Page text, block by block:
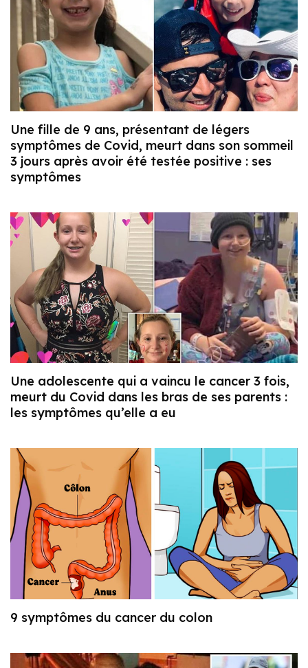
Une fille de 9 ans, présentant de légers
symptômes de Covid, meurt dans son sommeil
3 jours après avoir été testée positive : ses
symptômes
Une adolescente qui a vaincu le cancer 3 fois,
meurt du Covid dans les bras de ses parents :
les symptômes qu’elle a eu
9 symptômes du cancer du colon